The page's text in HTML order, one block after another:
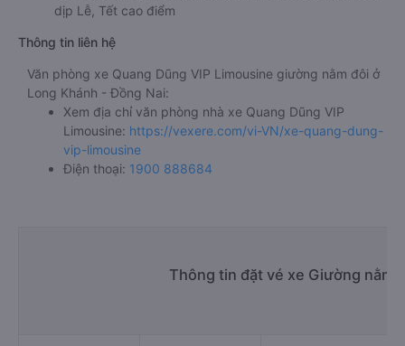
dịp Lễ, Tết cao điểm
Thông tin liên hệ
Văn phòng xe Quang Dũng VIP Limousine giường nằm đôi ở
Long Khánh - Đồng Nai:
Xem địa chỉ văn phòng nhà xe Quang Dũng VIP
Limousine: https://vexere.com/vi-VN/xe-quang-dung-
vip-limousine
Điện thoại: 1900 888684
Thông tin đặt vé xe Giường nằm